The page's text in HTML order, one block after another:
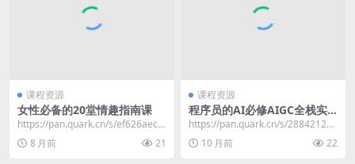
课程资源
女性必备的20堂情趣指南课
https://pan.quark.cn/s/ef626aec7
b24
8 月前 21
课程资源
程序员的AI必修AIGC全栈实
战
https://pan.quark.cn/s/288421298
43d​
10 月前 22